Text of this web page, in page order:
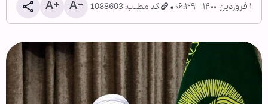
۱ فروردین ۱۴۰۰ - ۰۶:۳۹ کد مطلب: 1088603